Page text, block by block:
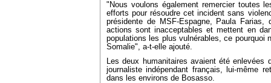
"Nous voulons également remercier toutes
efforts pour résoudre cet incident sans
présidente de MSF-Espagne, Paula
actions sont inacceptables et mettent en
populations les plus vulnérables, ce pourquoi
Somalie", a-t-elle ajouté.
Les deux humanitaires avaient été enlevées
journaliste indépendant français, lui-même
dans les environs de Bosasso.